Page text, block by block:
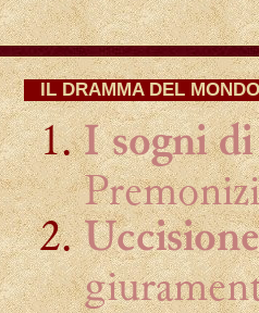
IL DRAMMA DEL
I sogni